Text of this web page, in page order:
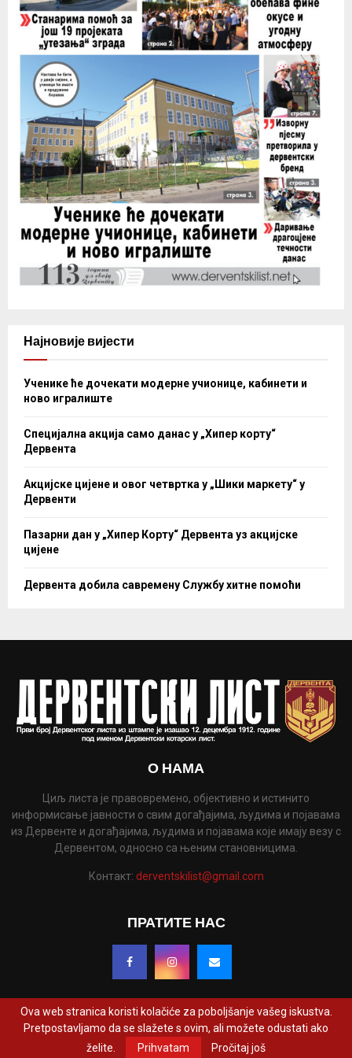
Најновије вијести
Ученике ће дочекати модерне учионице, кабинети и
ново игралиште
Специјална акција само данас у „Хипер корту“
Дервента
Акцијске цијене и овог четвртка у „Шики маркету“ у
Дервенти
Пазарни дан у „Хипер Корту“ Дервента уз акцијске
цијене
Дервента добила савремену Службу хитне помоћи
О НАМА
Циљ листа је правовремено, објективно и истинито
информисање јавности о свим догађајима, људима и појавама
из Дервенте и догађајима, људима и појавама које имају везу с
Дервентом, односно са њеним становницима.
Контакт: derventskilist@gmail.com
ПРАТИТЕ НАС
@2022 - www.derventskilist.net. Сва права задржана. Дизајнирао и развио
ProCreative Studio
Ova web stranica koristi kolačiće za poboljšanje vašeg iskustva.
Pretpostavljamo da se slažete s ovim, ali možete odustati ako
želite.
Prihvatam Pročitaj još